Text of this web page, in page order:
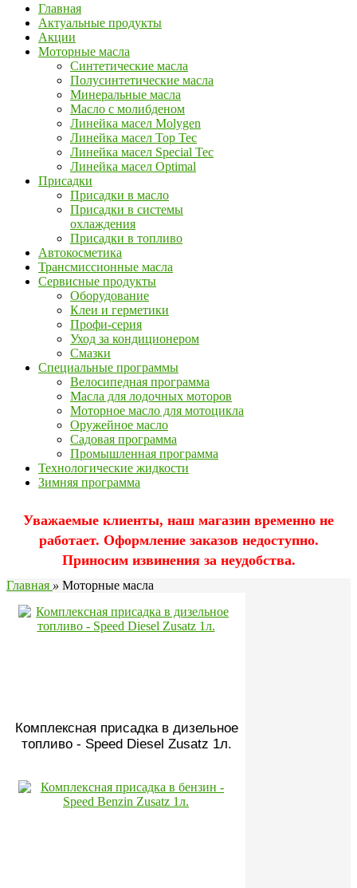
Главная
Актуальные продукты
Акции
Моторные масла
Синтетические масла
Полусинтетические масла
Минеральные масла
Масло с молибденом
Линейка масел Molygen
Линейка масел Top Tec
Линейка масел Special Tec
Линейка масел Optimal
Присадки
Присадки в масло
Присадки в системы
охлаждения
Присадки в топливо
Автокосметика
Трансмиссионные масла
Сервисные продукты
Оборудование
Клеи и герметики
Профи-серия
Уход за кондиционером
Смазки
Специальные программы
Велосипедная программа
Масла для лодочных моторов
Моторное масло для мотоцикла
Оружейное масло
Садовая программа
Промышленная программа
Технологические жидкости
Зимняя программа
Уважаемые клиенты, наш магазин временно не
работает. Оформление заказов недоступно.
Приносим извинения за неудобства.
Главная » Моторные масла
Комплексная присадка в дизельное
топливо - Speed Diesel Zusatz 1л.